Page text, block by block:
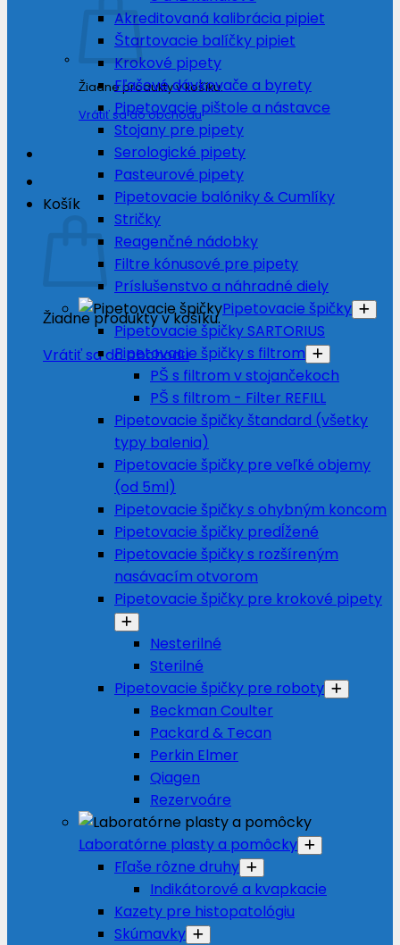
Žiadne produkty v košíku.
Vrátiť sa do obchodu
Košík
Žiadne produkty v košíku.
Vrátiť sa do obchodu
Akreditovaná kalibrácia pipiet
Štartovacie balíčky pipiet
Krokové pipety
Fľašové dávkovače a byrety
Pipetovacie pištole a nástavce
Stojany pre pipety
Serologické pipety
Pasteurové pipety
Pipetovacie balóniky & Cumlíky
Stričky
Reagenčné nádobky
Filtre kónusové pre pipety
Príslušenstvo a náhradné diely
Pipetovacie špičky
Pipetovacie špičky SARTORIUS
Pipetovacie špičky s filtrom
PŠ s filtrom v stojančekoch
PŠ s filtrom - Filter REFILL
Pipetovacie špičky štandard (všetky
typy balenia)
Pipetovacie špičky pre veľké objemy
(od 5ml)
Pipetovacie špičky s ohybným koncom
Pipetovacie špičky predĺžené
Pipetovacie špičky s rozšíreným
nasávacím otvorom
Pipetovacie špičky pre krokové pipety
Nesterilné
Sterilné
Pipetovacie špičky pre roboty
Beckman Coulter
Packard & Tecan
Perkin Elmer
Qiagen
Rezervoáre
Laboratórne plasty a pomôcky
Fľaše rôzne druhy
Indikátorové a kvapkacie
Kazety pre histopatológiu
Skúmavky